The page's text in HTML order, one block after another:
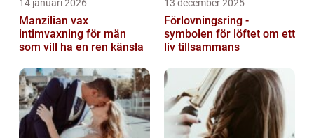
14 januari 2026
Manzilian vax
intimvaxning för män
som vill ha en ren känsla
13 december 2025
Förlovningsring -
symbolen för löftet om ett
liv tillsammans